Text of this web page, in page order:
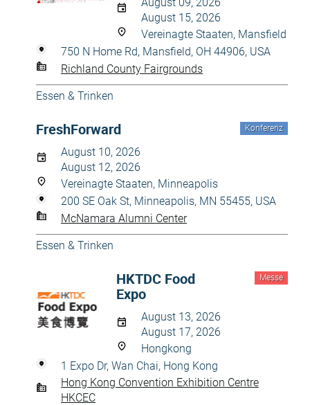
August 15, 2026
Vereinagte Staaten, Mansfield
750 N Home Rd, Mansfield, OH 44906, USA
Richland County Fairgrounds
Essen & Trinken
Konferenz
FreshForward
August 10, 2026
August 12, 2026
Vereinagte Staaten, Minneapolis
200 SE Oak St, Minneapolis, MN 55455, USA
McNamara Alumni Center
Essen & Trinken
Messe
HKTDC Food
Expo
August 13, 2026
August 17, 2026
Hongkong
1 Expo Dr, Wan Chai, Hong Kong
Hong Kong Convention Exhibition Centre
HKCEC